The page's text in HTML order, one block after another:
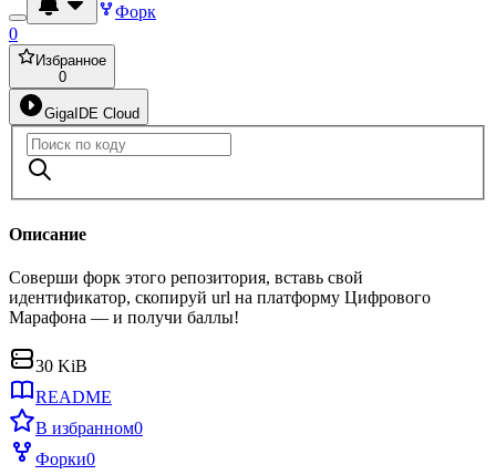
Форк
0
Избранное
0
GigaIDE Cloud
Описание
Соверши форк этого репозитория, вставь свой
идентификатор, скопируй url на платформу Цифрового
Марафона — и получи баллы!
30 KiB
README
В избранном0
Форки0